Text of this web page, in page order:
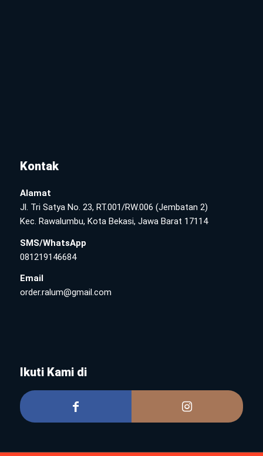
Kontak
Alamat
Jl. Tri Satya No. 23, RT.001/RW.006 (Jembatan 2)
Kec. Rawalumbu, Kota Bekasi, Jawa Barat 17114
SMS/WhatsApp
081219146684
Email
order.ralum@gmail.com
Ikuti Kami di